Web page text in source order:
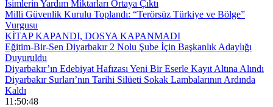
İsimlerin Yardım Miktarları Ortaya Çıktı
Milli Güvenlik Kurulu Toplandı: “Terörsüz Türkiye ve Bölge”
Vurgusu
KİTAP KAPANDI, DOSYA KAPANMADI
Eğitim-Bir-Sen Diyarbakır 2 Nolu Şube İçin Başkanlık Adaylığı
Duyuruldu
Diyarbakır’ın Edebiyat Hafızası Yeni Bir Eserle Kayıt Altına Alındı
Diyarbakır Surları’nın Tarihi Silüeti Sokak Lambalarının Ardında
Kaldı
11:50:49